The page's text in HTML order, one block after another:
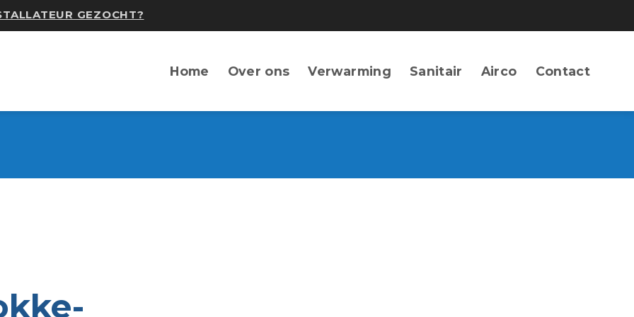
GEZOCHT?
Home Over ons Verwarming Sanitair Airco Contact